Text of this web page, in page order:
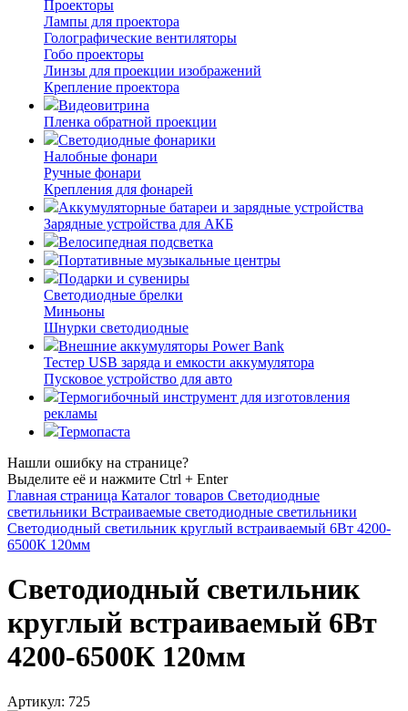
Проекторы
Лампы для проектора
Голографические вентиляторы
Гобо проекторы
Линзы для проекции изображений
Крепление проектора
Видеовитрина
Пленка обратной проекции
Светодиодные фонарики
Налобные фонари
Ручные фонари
Крепления для фонарей
Аккумуляторные батареи и зарядные устройства
Зарядные устройства для АКБ
Велосипедная подсветка
Портативные музыкальные центры
Подарки и сувениры
Светодиодные брелки
Миньоны
Шнурки светодиодные
Внешние аккумуляторы Power Bank
Тестер USB заряда и емкости аккумулятора
Пусковое устройство для авто
Термогибочный инструмент для изготовления
рекламы
Термопаста
Нашли ошибку на странице?
Выделите её и нажмите Ctrl + Enter
Главная страница Каталог товаров Светодиодные
светильники Встраиваемые светодиодные светильники
Светодиодный светильник круглый встраиваемый 6Вт 4200-
6500К 120мм
Светодиодный светильник
круглый встраиваемый 6Вт
4200-6500К 120мм
Артикул: 725